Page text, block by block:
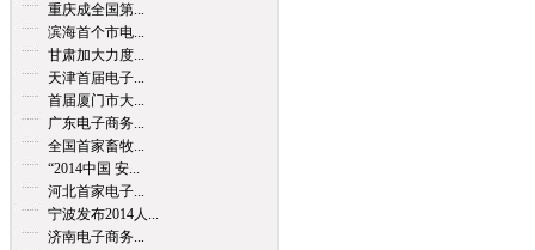
重庆成全国第...
滨海首个市电...
甘肃加大力度...
天津首届电子...
首届厦门市大...
广东电子商务...
全国首家畜牧...
“2014中国 安...
河北首家电子...
宁波发布2014人...
济南电子商务...